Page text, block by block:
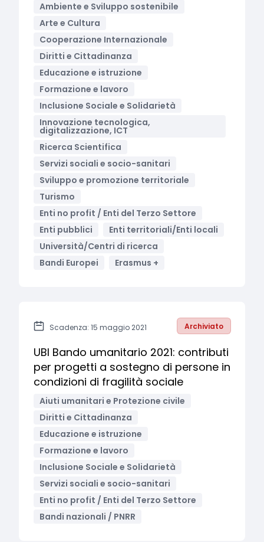
Ambiente e Sviluppo sostenibile
Arte e Cultura
Cooperazione Internazionale
Diritti e Cittadinanza
Educazione e istruzione
Formazione e lavoro
Inclusione Sociale e Solidarietà
Innovazione tecnologica,
digitalizzazione, ICT
Ricerca Scientifica
Servizi sociali e socio-sanitari
Sviluppo e promozione territoriale
Turismo
Enti no profit / Enti del Terzo Settore
Enti pubblici
Enti territoriali/Enti locali
Università/Centri di ricerca
Bandi Europei
Erasmus +
Scadenza: 15 maggio 2021 Archiviato
UBI Bando umanitario 2021: contributi
per progetti a sostegno di persone in
condizioni di fragilità sociale
Aiuti umanitari e Protezione civile
Diritti e Cittadinanza
Educazione e istruzione
Formazione e lavoro
Inclusione Sociale e Solidarietà
Servizi sociali e socio-sanitari
Enti no profit / Enti del Terzo Settore
Bandi nazionali / PNRR